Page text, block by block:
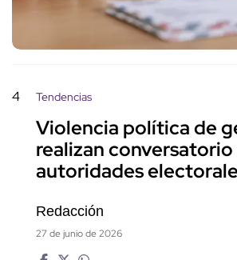
4 Tendencias
Violencia política de
realizan
autoridades
Redacción
27 de junio de 2026